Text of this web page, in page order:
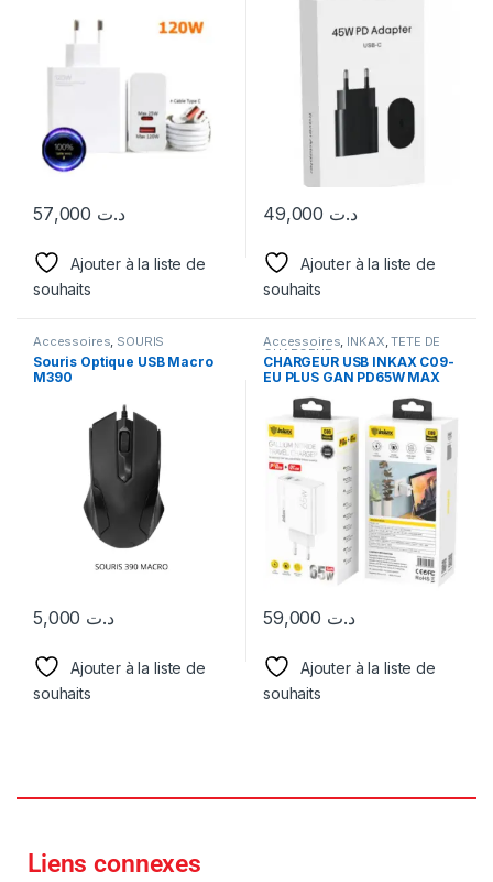
د.ت
Ajouter à la liste de
souhaits
د.ت
Ajouter à la liste de
souhaits
Accessoires, SOURIS
Souris Optique USB Macro
M390
د.ت
Ajouter à la liste de
souhaits
Accessoires, INKAX,TETE DE
CHARGEUR
CHARGEUR USB INKAX C09-
EU PLUS GAN PD65W MAX
(USB + TYPE-C)
د.ت
Ajouter à la liste de
souhaits
Liens connexes